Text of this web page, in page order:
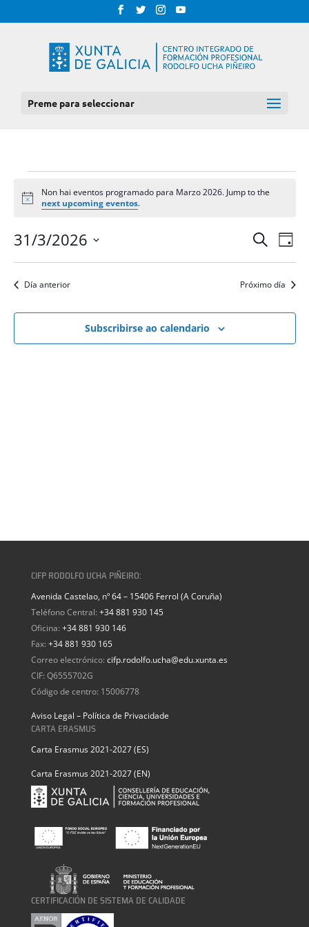
Preme para seleccionar
EVENTOS
FOR
MARZO
2026
Notice
Non hai eventos programado para Marzo 2026. Jump to the
next upcoming eventos.
DE
BUSCA
E
VISTAS
EVENTOS
Procurar
DE
DE
Día
31/3/2026
Día anterior Próximo día
Subscribirse ao calendario
CIFP RODOLFO UCHA PIÑEIRO:
Avenida Castelao, nº 64 – 15406 Ferrol (A Coruña)
Teléfono Central: +34 881 930 145
Oficina: +34 881 930 146
Fax: +34 881 930 165
Correo electrónico: cifp.rodolfo.ucha@edu.xunta.es
CIF: Q6555702G
Código de centro: 15006778
Aviso Legal – Política de Privacidade
CARTA ERASMUS
Carta Erasmus 2021-2027 (ES)
Carta Erasmus 2021-2027 (EN)
CERTIFICACIÓN DE SISTEMA DE CALIDADE